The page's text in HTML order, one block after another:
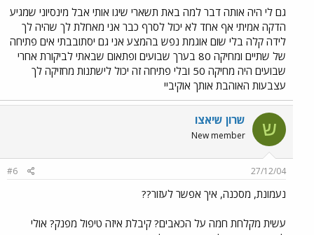
גם לי היה אותה דבר למה באת תשארי שיגו אותי אבל מינסיוני שמגיע
הדקה אמיתי אף אחד לא יכול לסרף כבר אני מאחלת לך שהיה לך
לידה קלה בלי שום אוגמת נפש בהמצע אני גם יסתובבתי אים פתיחה
של שתיים ומחיקה 80 בערך שבועים ופתאום שבאתי לביקורת אחרי
שבועים היה מחיקה 50 ובלי פתיחה זה יכול לישתנות מחזיקה לך
עצבעות האוהבת אותך אוקיביי
ש שרון שיאצו
New member
27/12/04
#6
נעמונת, מסכנה, איך אפשר לעזור??
עשית מקלחת חמה על הכאבים? קיבלת איזה טיפול מפנק? אולי